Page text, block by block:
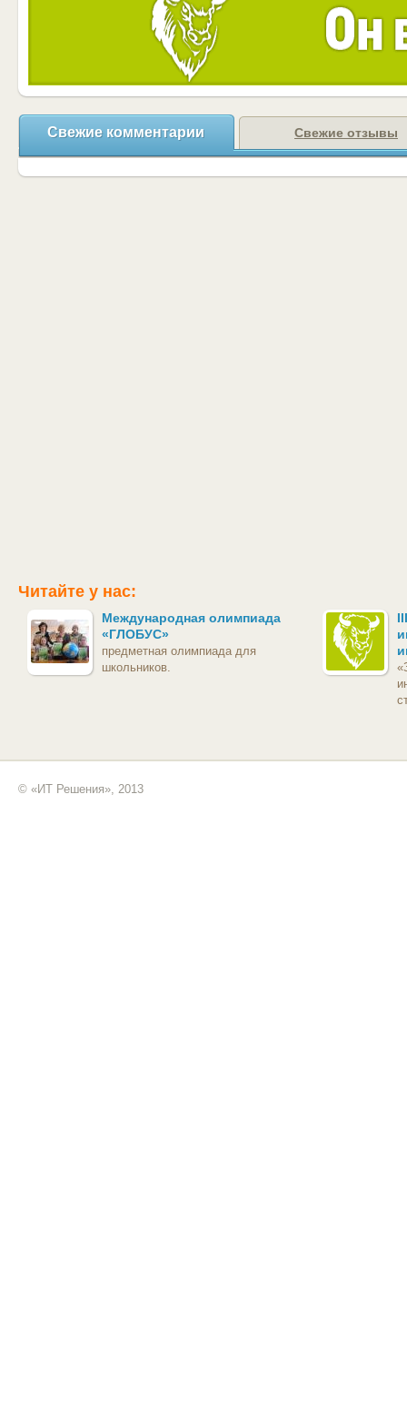
Свежие комментарии Свежие отзывы
Читайте у нас:
Международная олимпиада
«ГЛОБУС»
предметная олимпиада для
школьников.
© «ИТ Решения», 2013